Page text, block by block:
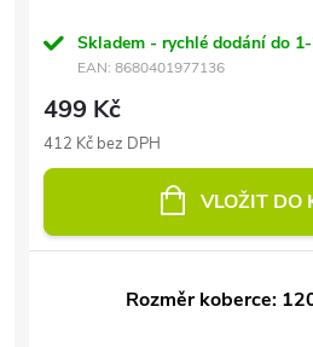
Skladem - rychlé dodání do
EAN: 8680401977136
499 Kč
412 Kč bez DPH
VLOŽIT DO
Rozměr koberce: